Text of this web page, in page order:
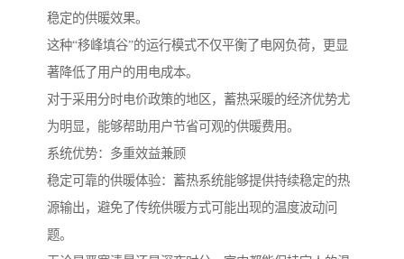
稳定的供暖效果。
这种“移峰填谷”的运行模式不仅平衡了电网负荷，更显
著降低了用户的用电成本。
对于采用分时电价政策的地区，蓄热采暖的经济优势尤
为明显，能够帮助用户节省可观的供暖费用。
系统优势：多重效益兼顾
稳定可靠的供暖体验：蓄热系统能够提供持续稳定的热
源输出，避免了传统供暖方式可能出现的温度波动问
题。